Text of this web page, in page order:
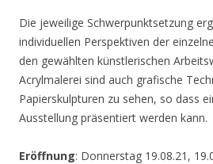
Die jeweilige Schwerpunktsetzung
individuellen Perspektiven der
den gewählten künstlerischen
Acrylmalerei sind auch grafische
Papierskulpturen zu sehen, so dass
Ausstellung präsentiert werden kann.
Eröffnung: Donnerstag 19.08.21,